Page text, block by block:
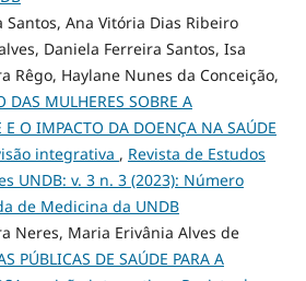
Santos, Ana Vitória Dias Ribeiro
Daniela Ferreira Santos, Isa
Rêgo, Haylane Nunes da Conceição,
DAS MULHERES SOBRE A
E O IMPACTO DA DOENÇA NA SAÚDE
integrativa , Revista de Estudos
UNDB: v. 3 n. 3 (2023): Número
de Medicina da UNDB
Neres, Maria Erivânia Alves de
PÚBLICAS DE SAÚDE PARA A